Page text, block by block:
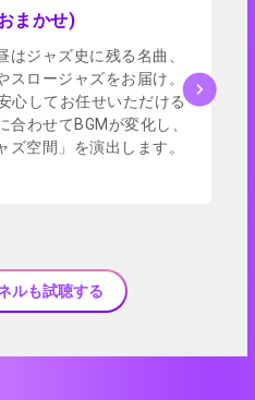
まかせ)
ジャズ史に残る名曲、
スロージャズをお届け。
心してお任せいただける
わせてBGMが変化し、
ズ空間」を演出します。
ルも試聴する